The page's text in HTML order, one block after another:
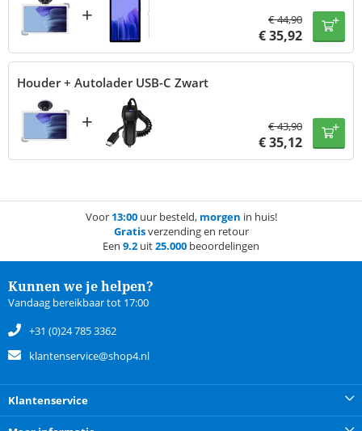
+ €44,90
€35,92
Houder + Autolader USB-C Zwart
+ €43,90
€35,12
Voor 13:00uur besteld, morgen in huis!
Gratisverzending en retour
Een 9.2 uit25.000 beoordelingen
Kunnen we je helpen?
Vandaag bereikbaar tot 17:00
+31 (0)24 785 3362
klantenservice@shop4.nl
Klantenservice